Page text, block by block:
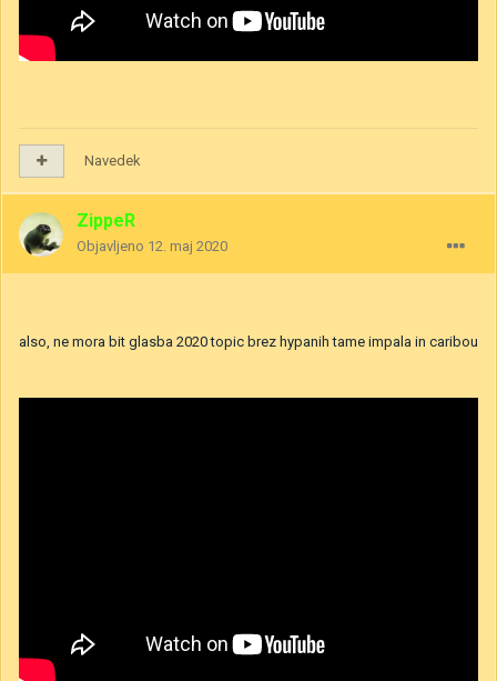
Navedek
ZippeR
Objavljeno 12. maj 2020
also, ne mora bit glasba 2020 topic brez hypanih tame impala in caribou